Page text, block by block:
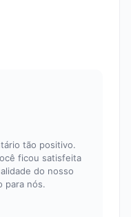
tão positivo.
ficou satisfeita
do nosso
para nós.